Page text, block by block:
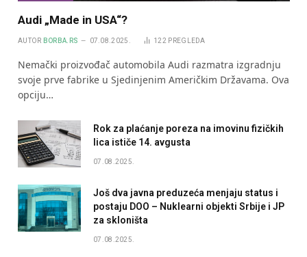
Audi „Made in USA“?
AUTOR BORBA.RS 07.08.2025. 122 PREGLEDA
Nemački proizvođač automobila Audi razmatra izgradnju
svoje prve fabrike u Sjedinjenim Američkim Državama. Ova
opciju…
Rok za plaćanje poreza na imovinu fizičkih
lica ističe 14. avgusta
07.08.2025.
Još dva javna preduzeća menjaju status i
postaju DOO – Nuklearni objekti Srbije i JP
za skloništa
07.08.2025.